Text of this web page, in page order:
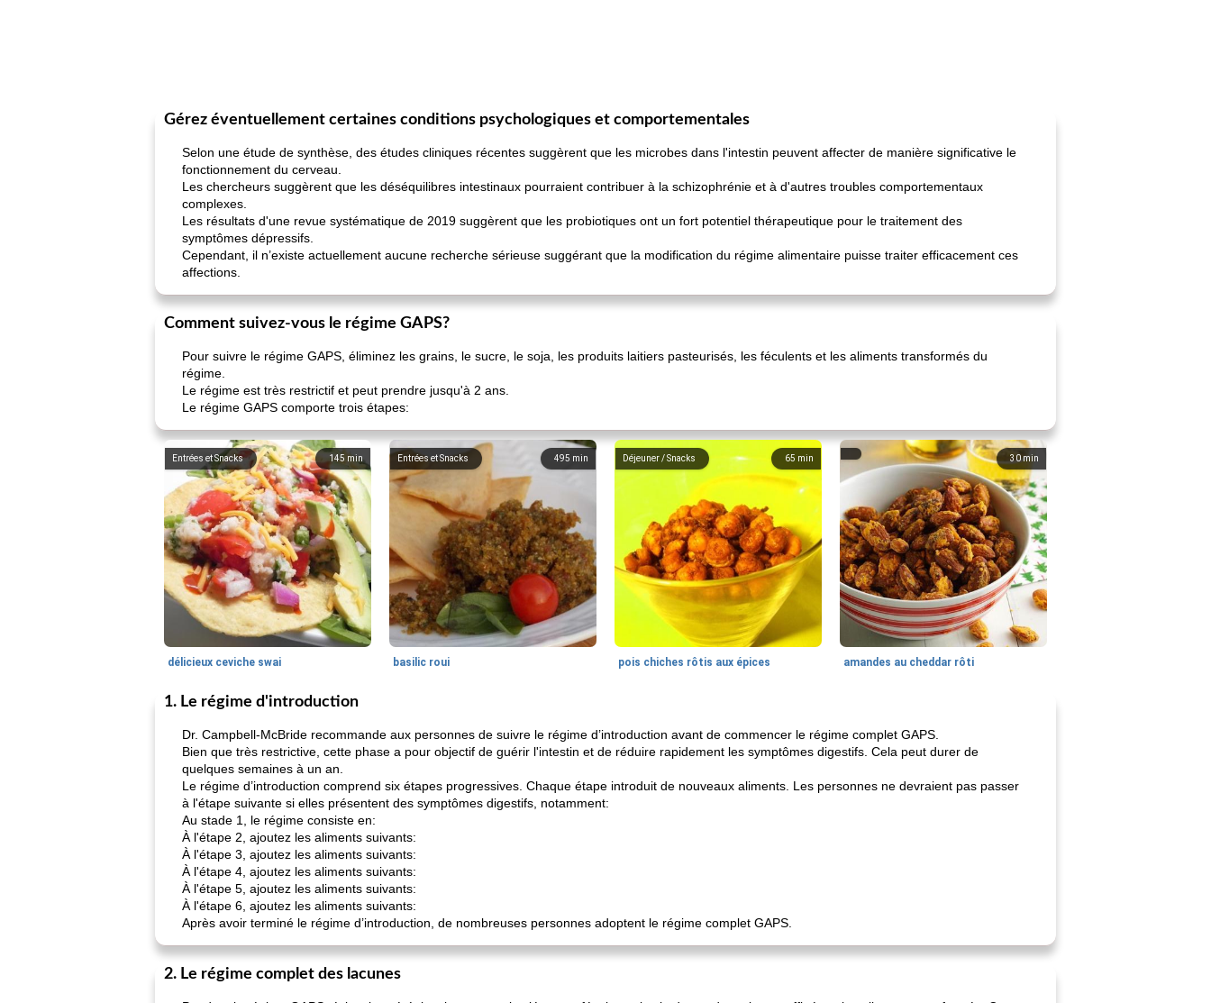
Gérez éventuellement certaines conditions psychologiques et comportementales
Selon une étude de synthèse, des études cliniques récentes suggèrent que les microbes dans l'intestin peuvent affecter de manière significative le
fonctionnement du cerveau.
Les chercheurs suggèrent que les déséquilibres intestinaux pourraient contribuer à la schizophrénie et à d'autres troubles comportementaux
complexes.
Les résultats d'une revue systématique de 2019 suggèrent que les probiotiques ont un fort potentiel thérapeutique pour le traitement des
symptômes dépressifs.
Cependant, il n’existe actuellement aucune recherche sérieuse suggérant que la modification du régime alimentaire puisse traiter efficacement ces
affections.
Comment suivez-vous le régime GAPS?
Pour suivre le régime GAPS, éliminez les grains, le sucre, le soja, les produits laitiers pasteurisés, les féculents et les aliments transformés du
régime.
Le régime est très restrictif et peut prendre jusqu'à 2 ans.
Le régime GAPS comporte trois étapes:
145 min
Entrées et Snacks
délicieux ceviche swai
495 min
Entrées et Snacks
basilic roui
65 min
Déjeuner / Snacks
pois chiches rôtis aux épices
30min
amandes au cheddar rôti
1. Le régime d'introduction
Dr. Campbell-McBride recommande aux personnes de suivre le régime d’introduction avant de commencer le régime complet GAPS.
Bien que très restrictive, cette phase a pour objectif de guérir l'intestin et de réduire rapidement les symptômes digestifs. Cela peut durer de
quelques semaines à un an.
Le régime d’introduction comprend six étapes progressives. Chaque étape introduit de nouveaux aliments. Les personnes ne devraient pas passer
à l'étape suivante si elles présentent des symptômes digestifs, notamment:
Au stade 1, le régime consiste en:
À l'étape 2, ajoutez les aliments suivants:
À l'étape 3, ajoutez les aliments suivants:
À l'étape 4, ajoutez les aliments suivants:
À l'étape 5, ajoutez les aliments suivants:
À l'étape 6, ajoutez les aliments suivants:
Après avoir terminé le régime d’introduction, de nombreuses personnes adoptent le régime complet GAPS.
2. Le régime complet des lacunes